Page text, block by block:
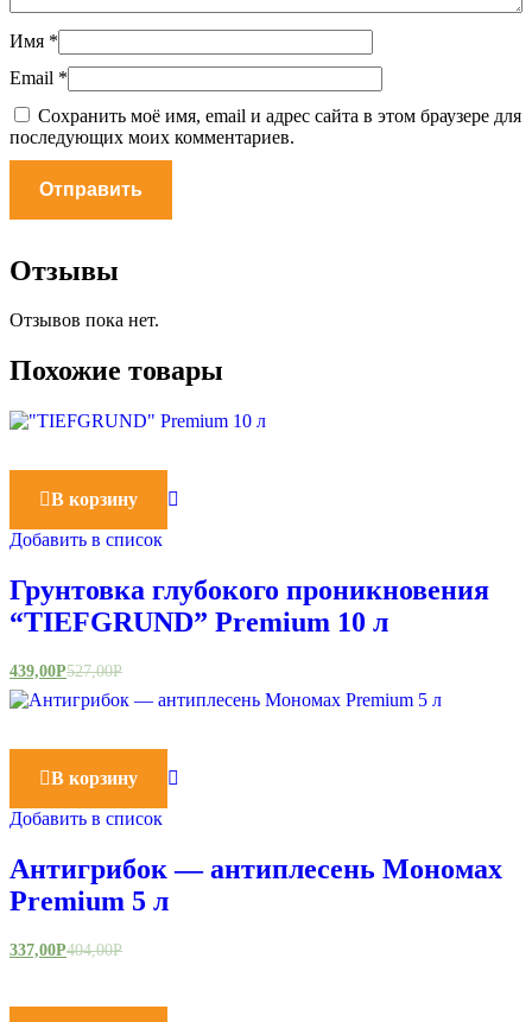
Имя *
Email *
Сохранить моё имя, email и адрес сайта в этом браузере для
последующих моих комментариев.
Отзывы
Отзывов пока нет.
Похожие товары
В корзину
Добавить в список
Грунтовка глубокого проникновения
“TIEFGRUND” Premium 10 л
439,00Р527,00Р
В корзину
Добавить в список
Антигрибок — антиплесень Мономах
Premium 5 л
337,00Р404,00Р